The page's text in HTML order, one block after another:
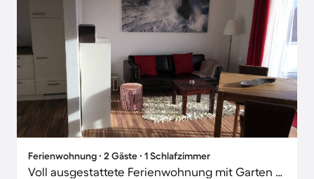
Ferienwohnung ∙ 2 Gäste ∙ 1 Schlafzimmer
Voll ausgestattete Ferienwohnung mit Garten und Terrasse | Naturblick